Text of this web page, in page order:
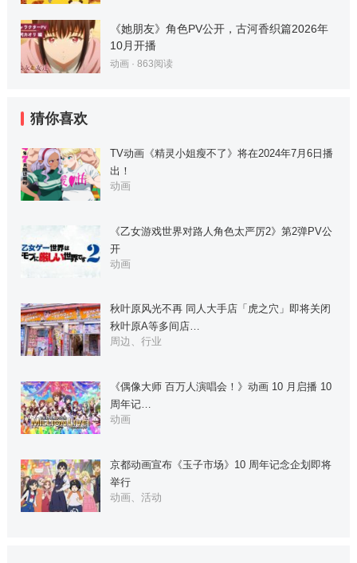
《她朋友》角色PV公开，古河香织篇2026年
10月开播
动画· 863阅读
猜你喜欢
TV动画《精灵小姐瘦不了》将在2024年7月6日播
出！
动画
《乙女游戏世界对路人角色太严厉2》第2弹PV公
开
动画
秋叶原风光不再 同人大手店「虎之穴」即将关闭
秋叶原A等多间店…
周边、行业
《偶像大师 百万人演唱会！》动画 10 月启播 10
周年记…
动画
京都动画宣布《玉子市场》10 周年记念企划即将
举行
动画、活动